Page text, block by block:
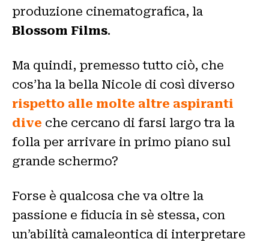
produzione cinematografica, la
Blossom Films.
Ma quindi, premesso tutto ciò, che
cos’ha la bella Nicole di così diverso
rispetto alle molte altre aspiranti
dive che cercano di farsi largo tra la
folla per arrivare in primo piano sul
grande schermo?
Forse è qualcosa che va oltre la
passione e fiducia in sè stessa, con
un’abilità camaleontica di interpretare